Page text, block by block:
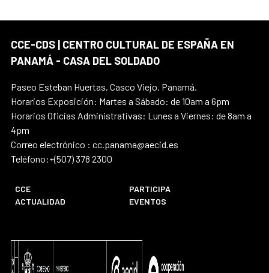
CCE-CDS | CENTRO CULTURAL DE ESPAÑA EN
PANAMÁ - CASA DEL SOLDADO
Paseo Esteban Huertas, Casco Viejo. Panamá.
Horarios Exposición: Martes a Sábado: de 10am a 6pm
Horarios Oficias Administrativas: Lunes a Viernes: de 8am a
4pm
Correo electrónico : cc.panama@aecid.es
Teléfono:+(507) 378 2300
CCE
PARTICIPA
ACTUALIDAD
EVENTOS